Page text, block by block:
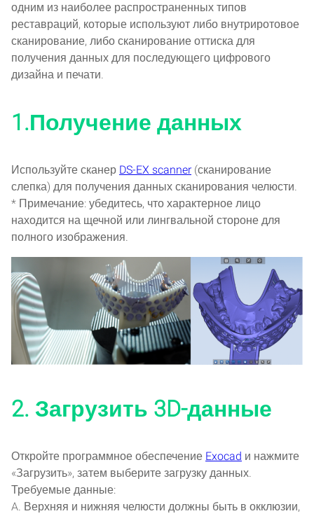
одним из наиболее распространенных типов
реставраций, которые используют либо внутриротовое
сканирование, либо сканирование оттиска для
получения данных для последующего цифрового
дизайна и печати.
1.Получение данных
Используйте сканер DS-EX scanner (сканирование
слепка) для получения данных сканирования челюсти.
* Примечание: убедитесь, что характерное лицо
находится на щечной или лингвальной стороне для
полного изображения.
2. Загрузить 3D-данные
Откройте программное обеспечение Exocad и нажмите
«Загрузить», затем выберите загрузку данных.
Требуемые данные:
A. Верхняя и нижняя челюсти должны быть в окклюзии,